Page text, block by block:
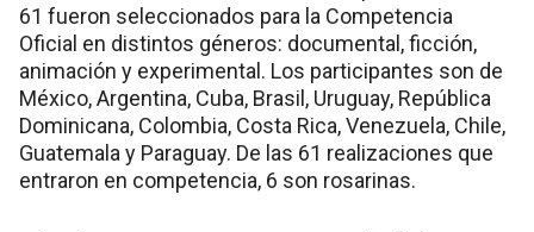
61 fueron seleccionados para la Competencia
Oficial en distintos géneros: documental, ficción,
animación y experimental. Los participantes son de
México, Argentina, Cuba, Brasil, Uruguay, República
Dominicana, Colombia, Costa Rica, Venezuela, Chile,
Guatemala y Paraguay. De las 61 realizaciones que
entraron en competencia, 6 son rosarinas.